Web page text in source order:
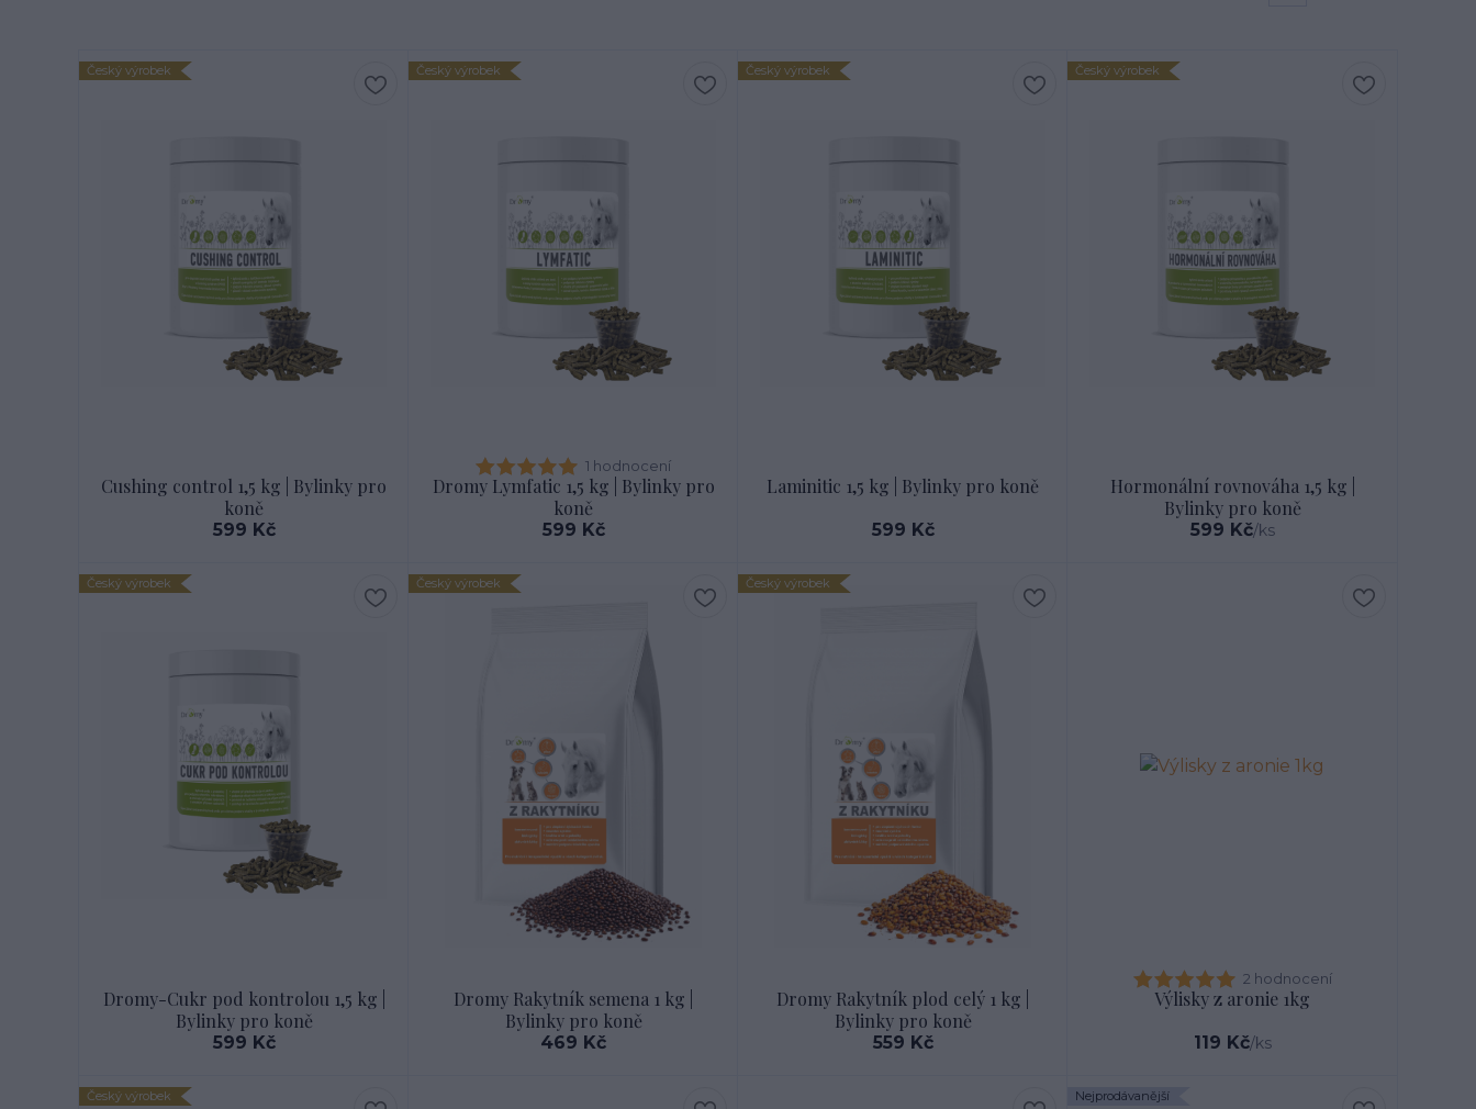
Český výrobek
Cushing control 1,5 kg | Bylinky pro
koně
599 Kč
Český výrobek
1 hodnocení
Dromy Lymfatic 1,5 kg | Bylinky pro
koně
599 Kč
Český výrobek
Laminitic 1,5 kg | Bylinky pro koně
599 Kč
Český výrobek
Hormonální rovnováha 1,5 kg |
Bylinky pro koně
599 Kč/ks
Český výrobek
Dromy-Cukr pod kontrolou 1,5 kg |
Bylinky pro koně
599 Kč
Český výrobek
Dromy Rakytník semena 1 kg |
Bylinky pro koně
469 Kč
Český výrobek
Dromy Rakytník plod celý 1 kg |
Bylinky pro koně
559 Kč
2 hodnocení
Výlisky z aronie 1kg
119 Kč/ks
Český výrobek
Nejprodávanější